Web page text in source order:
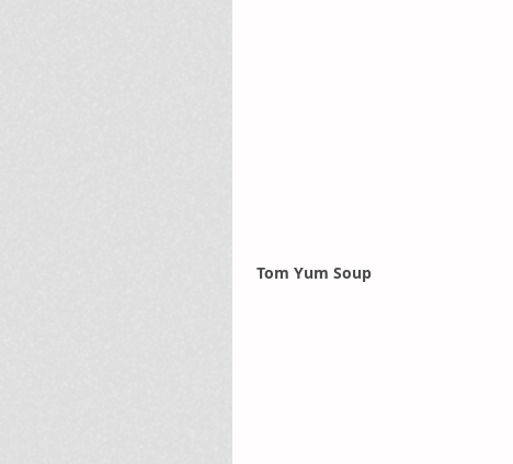
Tom Yum Soup